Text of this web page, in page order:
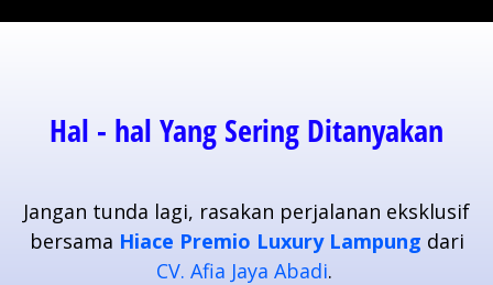
Hal - hal Yang Sering Ditanyakan
Jangan tunda lagi, rasakan perjalanan eksklusif
bersama Hiace Premio Luxury Lampung dari
CV. Afia Jaya Abadi.